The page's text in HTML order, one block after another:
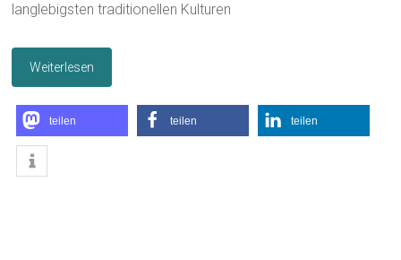
langlebigsten traditionellen Kulturen
Weiterlesen
teilen teilen teilen